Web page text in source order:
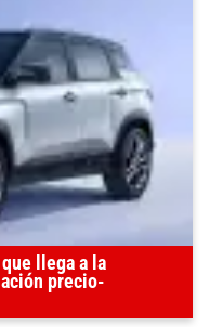
llega a la
precio-